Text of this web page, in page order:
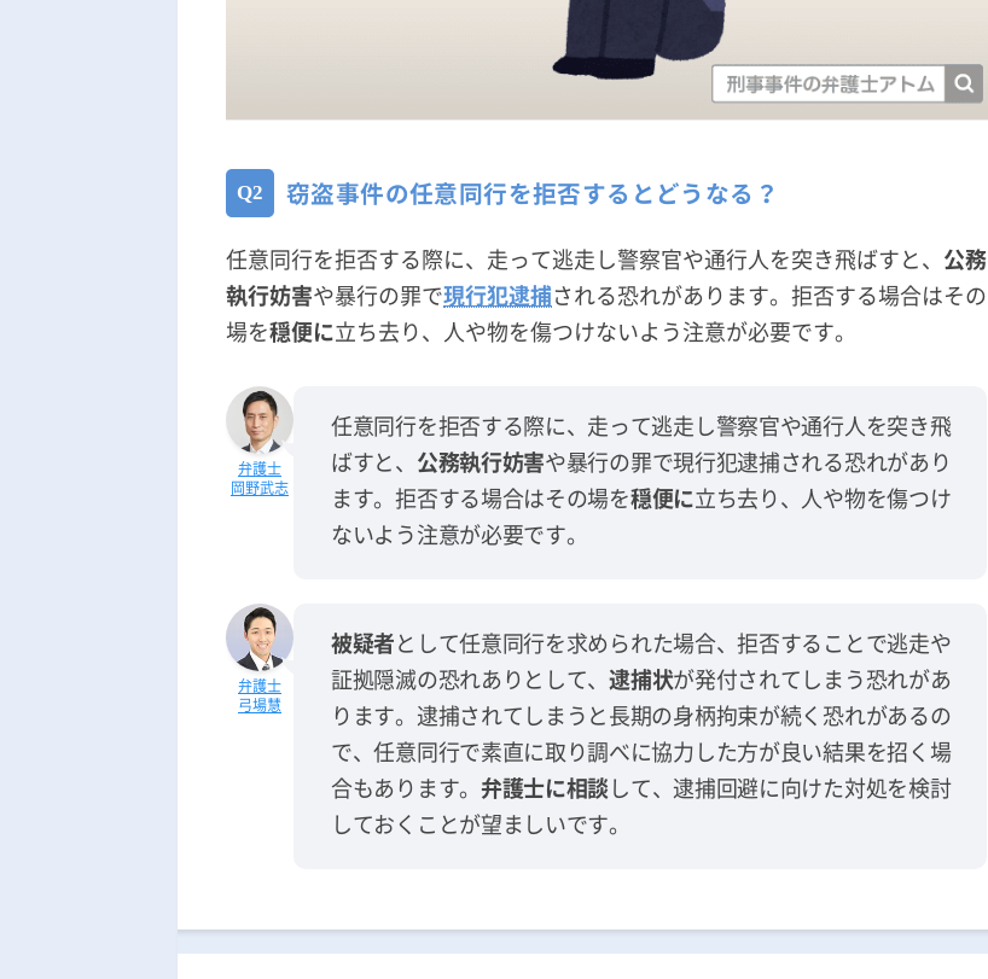
窃盗事件の任意同行を拒否するとどうなる？
任意同行を拒否する際に、走って逃走し警察官や通行人を突き飛ばすと、 公務
執行妨害や暴行の罪で現行犯逮捕される恐れがあります。拒否する場合はその
場を穏便に立ち去り、人や物を傷つけないよう注意が必要です。
岡野武志
任意同行を拒否する際に、走って逃走し警察官や通行人を突き飛
ばすと、 公務執行妨害や暴行の罪で現行犯逮捕される恐れがあり
ます。拒否する場合はその場を穏便に立ち去り、人や物を傷つけ
ないよう注意が必要です。
弓場慧
被疑者 として任意同行を求められた場合、拒否することで逃走や
証拠隠滅の恐れありとして、逮捕状が発付されてしまう恐れがあ
ります。逮捕されてしまうと長期の身柄拘束が続く恐れがあるの
で、任意同行で素直に取り調べに協力した方が良い結果を招く場
合もあります。 弁護士に相談 して、逮捕回避に向けた対処を検討
しておくことが望ましいです。